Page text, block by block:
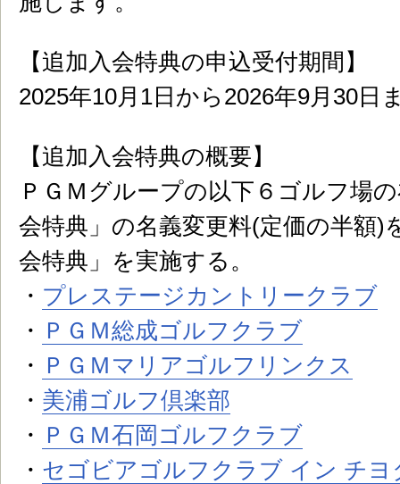
【追加入会特典の申込受付期間】
2025年10月1日から2026年9月30日
【追加入会特典の概要】
ＰＧＭグループの以下６ゴルフ場
会特典」の名義変更料(定価の半額)
会特典」を実施する。
・ プレステージカントリークラブ
・ ＰＧＭ総成ゴルフクラブ
・ ＰＧＭマリアゴルフリンクス
・ 美浦ゴルフ倶楽部
・ ＰＧＭ石岡ゴルフクラブ
・ セゴビアゴルフクラブ イン チヨ